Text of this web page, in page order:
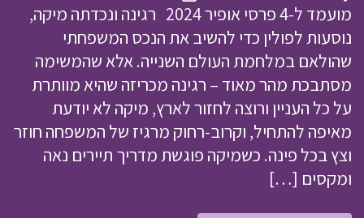
מועמד ל-4 פרסי אופיר 2024 רגינה ונכדתה מיקה,
נוסעות לפולין כדי להשיב את הנכס המשפחתי
שהולאם במלחמת העולם השנייה. אלא שהמשימה
מסתבכת מהר מאוד – רגינה מכריזה שהיא מוותרת
על כל העניין ורוצה לחזור לארץ, מיקה לא יודעת
מאיפה להתחיל, וקרוב-רחוק מרגיז של המשפחה חוזר
וצץ בכל פינה. כשמיקה פוגשת מדריך תיירים נאה
ומקסים […]